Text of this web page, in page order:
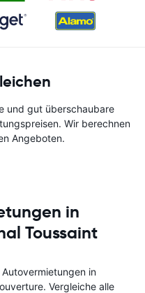
und gut überschaubare
Wir berechnen
Angeboten.
in
Toussaint
in
Vergleiche alle